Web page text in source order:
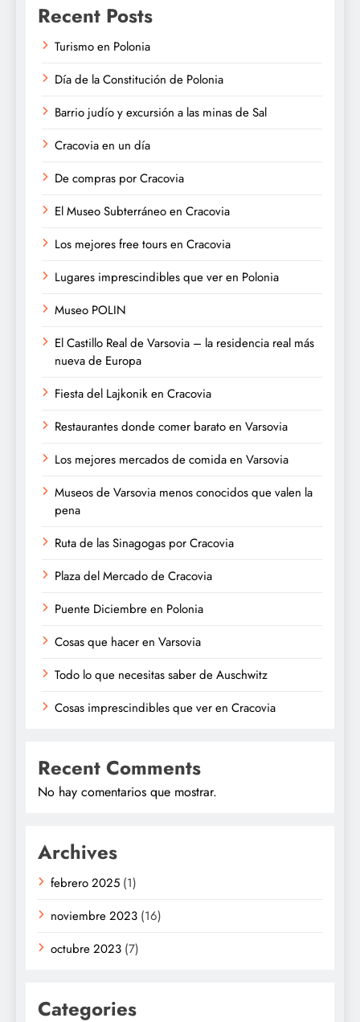
Recent Posts
Turismo en Polonia
Día de la Constitución de Polonia
Barrio judío y excursión a las minas de Sal
Cracovia en un día
De compras por Cracovia
El Museo Subterráneo en Cracovia
Los mejores free tours en Cracovia
Lugares imprescindibles que ver en Polonia
Museo POLIN
El Castillo Real de Varsovia – la residencia real más
nueva de Europa
Fiesta del Lajkonik en Cracovia
Restaurantes donde comer barato en Varsovia
Los mejores mercados de comida en Varsovia
Museos de Varsovia menos conocidos que valen la
pena
Ruta de las Sinagogas por Cracovia
Plaza del Mercado de Cracovia
Puente Diciembre en Polonia
Cosas que hacer en Varsovia
Todo lo que necesitas saber de Auschwitz
Cosas imprescindibles que ver en Cracovia
Recent Comments
No hay comentarios que mostrar.
Archives
febrero 2025 (1)
noviembre 2023 (16)
octubre 2023 (7)
Categories